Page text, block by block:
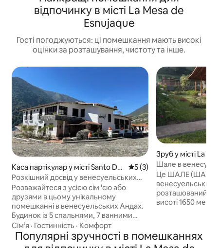
відпочинку в місті La Mesa de
Esnujaque
Гості погоджуються: ці помешкання мають високі
оцінки за розташування, чистоту та інше.
Каса партікулар у місті Santo Do
mingo
Середня оцінка: 5 з 5,
5 (3)
Розкішний досвід у венесуельських
Андах
Розважайтеся з усією сім 'єю або
друзями в цьому унікальному
помешканні в венесуельських Андах.
Будинок із 5 спальнями, 7 ванними
кімнатами, ігровою кімнатою, кареоке,
рулеткою, більярдним столом, пін-
пінгом і фотоболітом, сімейною
Сім’я · Гостинність · Комфорт
Зруб у місті La
Шале в
Це ШАЛЕ
венесуельських
розташований в
висоті 1650
Його
Популярні зручності в помешканнях